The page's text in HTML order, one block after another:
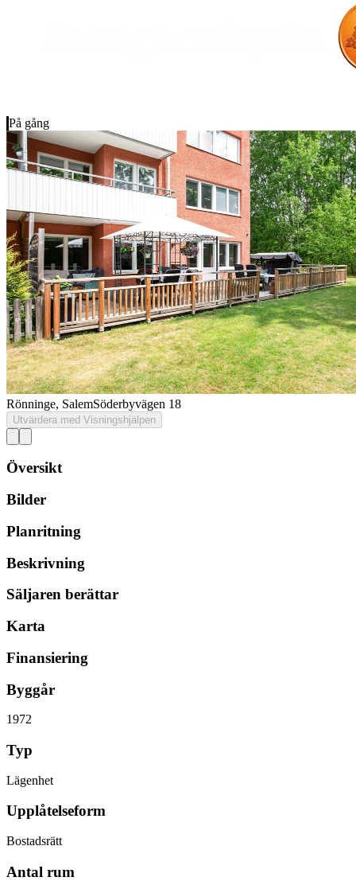
På gång
Rönninge, SalemSöderbyvägen 18
Utvärdera med Visningshjälpen
Översikt
Bilder
Planritning
Beskrivning
Säljaren berättar
Karta
Finansiering
Byggår
1972
Typ
Lägenhet
Upplåtelseform
Bostadsrätt
Antal rum